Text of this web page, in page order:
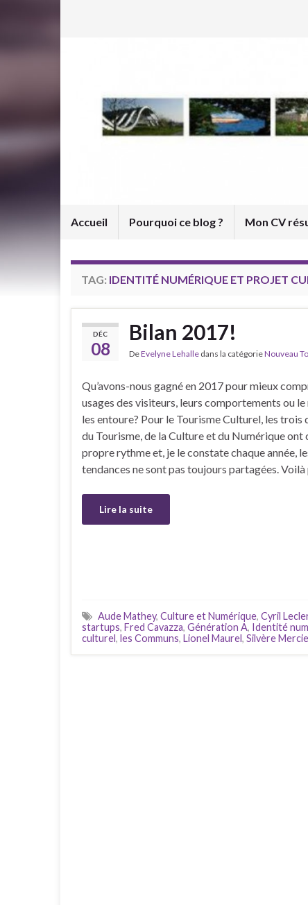
Accueil Pourquoi ce blog ? Mon CV
TAG: IDENTITÉ NUMÉRIQUE ET PROJET
DÉC
08
Bilan 2017!
DeEvelyne Lehalle dans la catégorieNouveau
Qu’avons-nous gagné en 2017 pour mieux
usages des visiteurs, leurs comportements ou
les entoure? Pour le Tourisme Culturel, les trois
du Tourisme, de la Culture et du Numérique ont
propre rythme et, je le constate chaque année,
tendances ne sont pas toujours partagées.
Lire la suite
Aude Mathey, Culture et Numérique, Cyril
startups, Fred Cavazza, Génération A, Identité
culturel, les Communs, Lionel Maurel, Silvère